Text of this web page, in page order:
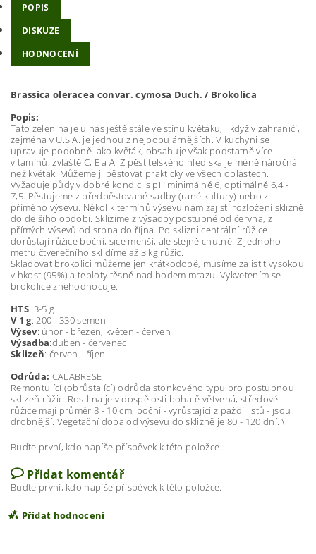
POPIS
DISKUZE
HODNOCENÍ
Brassica oleracea convar. cymosa Duch. / Brokolica
Popis:
Tato zelenina je u nás ještě stále ve stínu květáku, i když v zahraničí,
zejména v U.S.A. je jednou z nejpopulárnějších. V kuchyni se
upravuje podobně jako květák, obsahuje však podstatně více
vitamínů, zvláště C, E a A. Z pěstitelského hlediska je méně náročná
než květák. Můžeme ji pěstovat prakticky ve všech oblastech.
Vyžaduje půdy v dobré kondici s pH minimálně 6, optimálně 6,4 -
7,5. Pěstujeme z předpěstované sadby (rané kultury) nebo z
přímého výsevu. Několik termínů výsevu nám zajistí rozložení sklizně
do delšího období. Sklízíme z výsadby postupně od června, z
přímých výsevů od srpna do října. Po sklizni centrální růžice
dorůstají růžice boční, sice menší, ale stejně chutné. Z jednoho
metru čtverečního sklidíme až 3 kg růžic.
Skladovat brokolici můžeme jen krátkodobě, musíme zajistit vysokou
vlhkost (95%) a teploty těsně nad bodem mrazu. Vykvetením se
brokolice znehodnocuje.
HTS: 3-5 g
V 1 g: 200 - 330 semen
Výsev: únor - březen, květen - červen
Výsadba:duben - červenec
Sklizeň: červen - říjen
Odrůda: CALABRESE
Remontující (obrůstající) odrůda stonkového typu pro postupnou
sklizeň růžic. Rostlina je v dospělosti bohatě větvená, středové
růžice mají průměr 8 - 10 cm, boční - vyrůstající z paždí listů - jsou
drobnější. Vegetační doba od výsevu do sklizně je 80 - 120 dní. \
Buďte první, kdo napíše příspěvek k této položce.
Přidat komentář
Buďte první, kdo napíše příspěvek k této položce.
Přidat hodnocení